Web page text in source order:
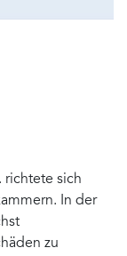
richtete sich
In der
zu